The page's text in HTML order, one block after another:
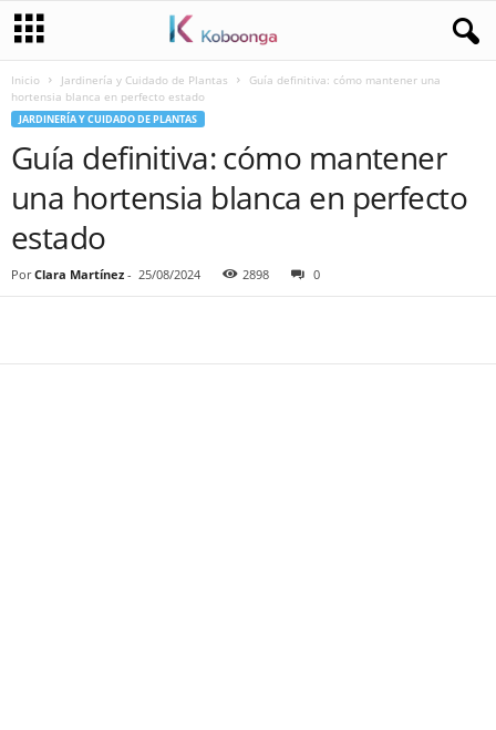
Inicio Jardinería y Cuidado de Plantas
Guía definitiva: cómo mantener una
hortensia blanca en perfecto estado
JARDINERÍA Y CUIDADO DE PLANTAS
Guía definitiva: cómo mantener
una hortensia blanca en perfecto
estado
Por Clara Martínez - 25/08/2024 2898 0